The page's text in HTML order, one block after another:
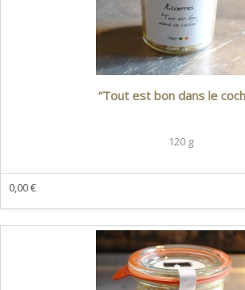
“Tout est bon dans le
120 g
0,00 €